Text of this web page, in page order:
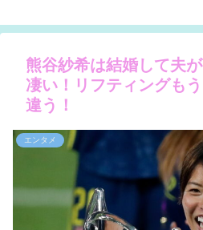
熊谷紗希は結婚して夫
凄い！リフティングも
違う！
エンタメ